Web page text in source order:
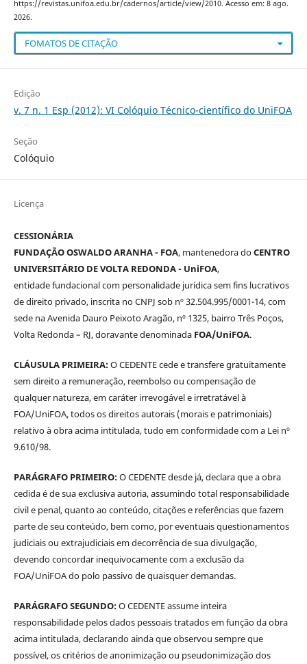
https://revistas.unifoa.edu.br/cadernos/article/view/2010. Acesso em: 8 ago.
2026.
FOMATOS DE CITAÇÃO
Edição
v. 7 n. 1 Esp (2012): VI Colóquio Técnico-científico do UniFOA
Seção
Colóquio
Licença
CESSIONÁRIA
FUNDAÇÃO OSWALDO ARANHA - FOA, mantenedora doCENTRO
UNIVERSITÁRIO DE VOLTA REDONDA - UniFOA,
entidade fundacional com personalidade jurídica sem fins lucrativos
de direito privado, inscrita no CNPJ sob nº 32.504.995/0001-14, com
sede na Avenida Dauro Peixoto Aragão, nº 1325, bairro Três Poços,
Volta Redonda – RJ, doravante denominada FOA/UniFOA.
CLÁUSULA PRIMEIRA:O CEDENTE cede e transfere gratuitamente
sem direito a remuneração, reembolso ou compensação de
qualquer natureza, em caráter irrevogável e irretratável à
FOA/UniFOA, todos os direitos autorais (morais e patrimoniais)
relativo à obra acima intitulada, tudo em conformidade com a Lei nº
9.610/98.
PARÁGRAFO PRIMEIRO:O CEDENTE desde já, declara que a obra
cedida é de sua exclusiva autoria, assumindo total responsabilidade
civil e penal, quanto ao conteúdo, citações e referências que fazem
parte de seu conteúdo, bem como, por eventuais questionamentos
judiciais ou extrajudiciais em decorrência de sua divulgação,
devendo concordar inequivocamente com a exclusão da
FOA/UniFOA do polo passivo de quaisquer demandas.
PARÁGRAFO SEGUNDO:O CEDENTE assume inteira
responsabilidade pelos dados pessoais tratados em função da obra
acima intitulada, declarando ainda que observou sempre que
possível, os critérios de anonimização ou pseudonimização dos